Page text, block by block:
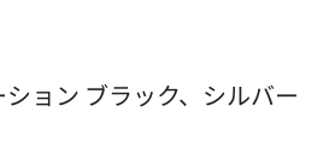
ョン ブラック、シルバー